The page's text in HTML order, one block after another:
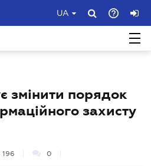
UA
змінити порядок
захисту
196 0